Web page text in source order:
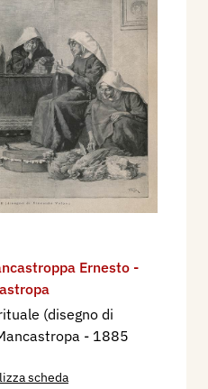
Ernesto -
(disegno di
- 1885
scheda